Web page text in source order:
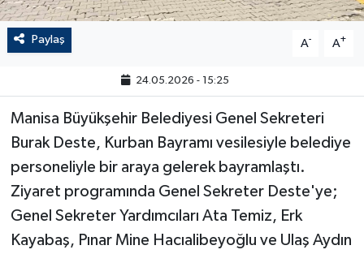
Paylaş A- A+
24.05.2026 - 15:25
Manisa Büyükşehir Belediyesi Genel Sekreteri
Burak Deste, Kurban Bayramı vesilesiyle belediye
personeliyle bir araya gelerek bayramlaştı.
Ziyaret programında Genel Sekreter Deste'ye;
Genel Sekreter Yardımcıları Ata Temiz, Erk
Kayabaş, Pınar Mine Hacıalibeyoğlu ve Ulaş Aydın